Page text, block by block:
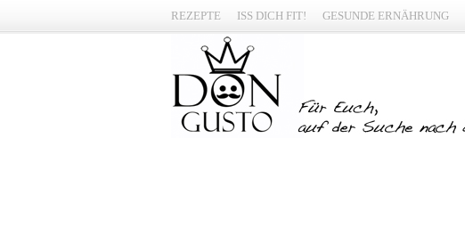
REZEPTE ISS DICH FIT! GESUNDE ERNÄHRUNG